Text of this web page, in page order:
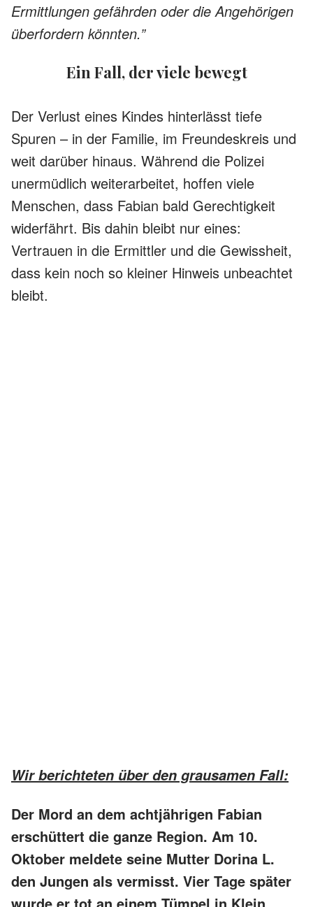
Ermittlungen gefährden oder die Angehörigen
überfordern könnten.”
Ein Fall, der viele bewegt
Der Verlust eines Kindes hinterlässt tiefe
Spuren – in der Familie, im Freundeskreis und
weit darüber hinaus. Während die Polizei
unermüdlich weiterarbeitet, hoffen viele
Menschen, dass Fabian bald Gerechtigkeit
widerfährt. Bis dahin bleibt nur eines:
Vertrauen in die Ermittler und die Gewissheit,
dass kein noch so kleiner Hinweis unbeachtet
bleibt.
Wir berichteten über den grausamen Fall:
Der Mord an dem achtjährigen Fabian
erschüttert die ganze Region. Am 10.
Oktober meldete seine Mutter Dorina L.
den Jungen als vermisst. Vier Tage später